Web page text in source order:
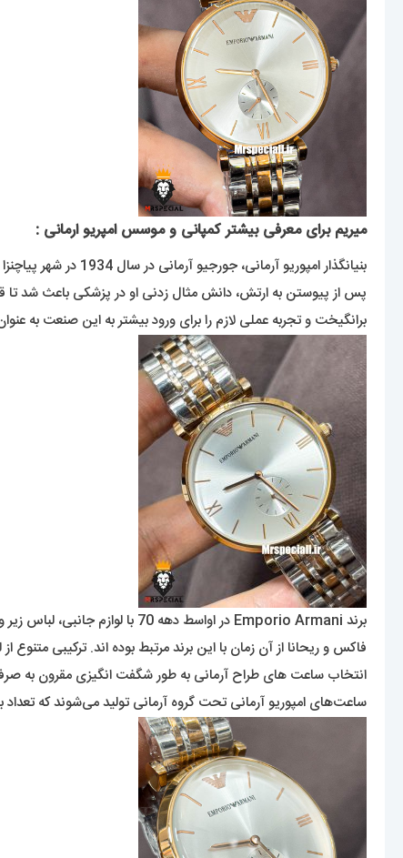
میریم برای معرفی بیشتر کمپانی و موسس امپریو ارمانی :
بنیانگذار امپوریو آرمانی، جورجیو آرمانی در سال 1934 در شهر پیاچنزا در شمال ایتالیا به دنیا آمد.
پس از پیوستن به ارتش، دانش مثال زدنی او در پزشکی باعث شد تا
برانگیخت و تجربه عملی لازم را برای ورود بیشتر به این صنعت به عنوان یک
فاکس و ریحانا از آن زمان با این برند مرتبط بوده اند. ترکیبی متنوع
انتخاب ساعت های طراح آرمانی به طور شگفت انگیزی مقرون به صرفه
ساعت‌های امپوریو آرمانی تحت گروه آرمانی تولید می‌شوند که